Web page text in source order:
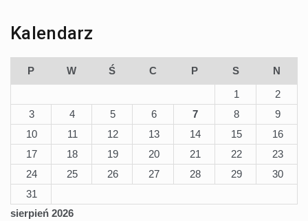
Kalendarz
sierpień 2026
P W Ś C P S
N
1
2
3
4 5 6 7 8
9
10
11 12 13 14 15
16
17
18 19 20 21 22
23
24
25 26 27 28 29
30
31